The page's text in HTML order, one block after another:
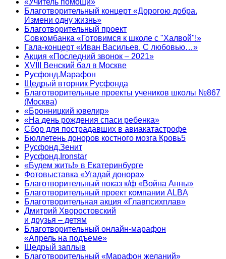
«Учитель помощи»
Благотворительный концерт «Дорогою добра.
Измени одну жизнь»
Благотворительный проект
Совкомбанка «Готовимся к школе с "Халвой"!»
Гала-концерт «Иван Васильев. С любовью…»
Акция «Последний звонок – 2021»
XVIII Венский бал в Москве
Русфонд.Марафон
Щедрый вторник Русфонда
Благотворительные проекты учеников школы №867
(Москва)
«Бронницкий ювелир»
«На день рождения спаси ребенка»
Сбор для пострадавших в авиакатастрофе
Бюллетень доноров костного мозга Кровь5
Русфонд.Зенит
Русфонд.Ironstar
«Будем жить!» в Екатеринбурге
Фотовыставка «Угадай донора»
Благотворительный показ к/ф «Война Анны»
Благотворительный проект компании ALBA
Благотворительная акция «Главпсихплав»
Дмитрий Хворостовский
и друзья – детям
Благотворительный онлайн‑марафон
«Апрель на подъеме»
Щедрый заплыв
Благотворительный «Марафон желаний»